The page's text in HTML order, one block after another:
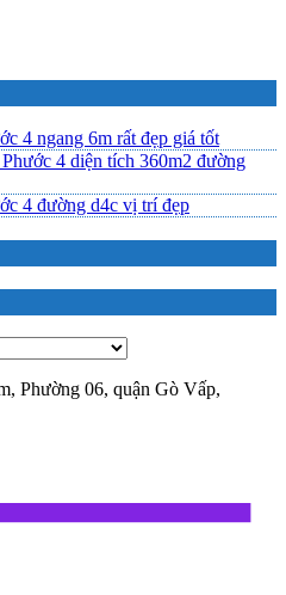
4 ngang 6m rất đẹp giá tốt
4 diện tích 360m2 đường
4 đường d4c vị trí đẹp
Phường 06, quận Gò Vấp,